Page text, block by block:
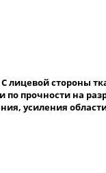
лицевой стороны
прочности на
усиления